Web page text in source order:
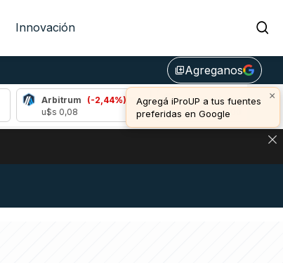
Innovación
library_addAgreganos
×
Agregá iProUP a tus fuentes
preferidas en Google
Arbitrum
(-2,44%)
Bitcoin
(-0,59%)
u$s 64.253,00
Y ESTA SEÑAL DEFINE LOS PRECIOS DE